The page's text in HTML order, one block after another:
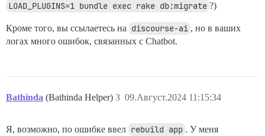
LOAD_PLUGINS=1 bundle exec rake db:migrate ?)
Кроме того, вы ссылаетесь на discourse-ai , но в ваших
логах много ошибок, связанных с Chatbot.
Bathinda (Bathinda Helper) 09.Август.2024 11:15:34
3
Я, возможно, по ошибке ввел rebuild app . У меня